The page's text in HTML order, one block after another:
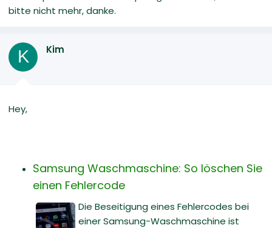
bitte nicht mehr, danke.
K Kim
Hey,
Samsung Waschmaschine: So löschen Sie
einen Fehlercode
Die Beseitigung eines Fehlercodes bei
einer Samsung-Waschmaschine ist